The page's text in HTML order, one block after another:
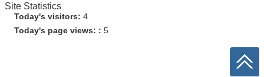
Site Statistics
Today's visitors: 4
Today's page views: : 5